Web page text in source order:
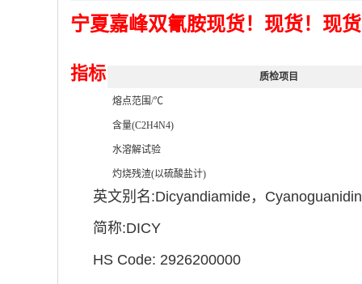
宁夏嘉峰双氰胺现货！现货！现
指标 质检项目
熔点范围/℃
含量(C2H4N4)
水溶解试验
灼烧残渣(以硫酸盐计)
英文别名:Dicyandiamide，
简称:DICY
HS Code: 2926200000